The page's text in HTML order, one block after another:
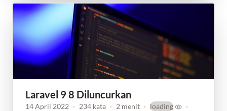
Laravel 9 8 Diluncurkan
14 April 2022 · 234 kata · 2 menit · loading
·